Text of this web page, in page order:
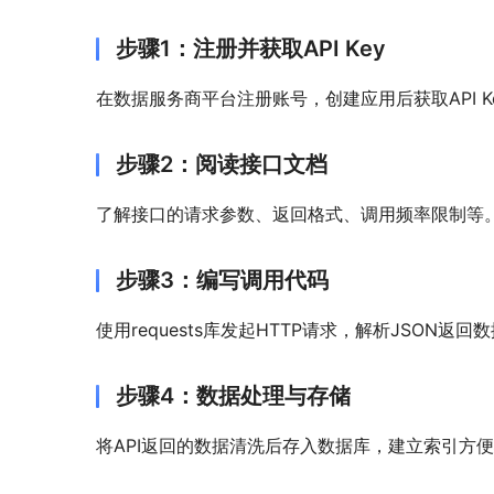
步骤1：注册并获取API Key
在数据服务商平台注册账号，创建应用后获取API
步骤2：阅读接口文档
了解接口的请求参数、返回格式、调用频率限制等。
步骤3：编写调用代码
使用requests库发起HTTP请求，解析JSON返回数
步骤4：数据处理与存储
将API返回的数据清洗后存入数据库，建立索引方便